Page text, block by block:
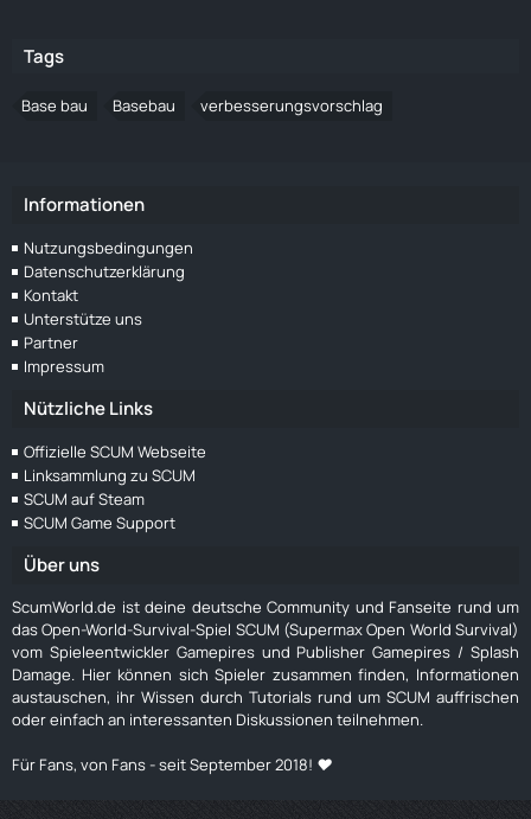
Tags
Base bau Basebau verbesserungsvorschlag
Informationen
Nutzungsbedingungen
Datenschutzerklärung
Kontakt
Unterstütze uns
Partner
Impressum
Nützliche Links
Offizielle SCUM Webseite
Linksammlung zu SCUM
SCUM auf Steam
SCUM Game Support
Über uns
ScumWorld.de ist deine deutsche Community und Fanseite rund um
das Open-World-Survival-Spiel SCUM (Supermax Open World Survival)
vom Spieleentwickler Gamepires und Publisher Gamepires / Splash
Damage. Hier können sich Spieler zusammen finden, Informationen
austauschen, ihr Wissen durch Tutorials rund um SCUM auffrischen
oder einfach an interessanten Diskussionen teilnehmen.
Für Fans, von Fans - seit September 2018! ❤️